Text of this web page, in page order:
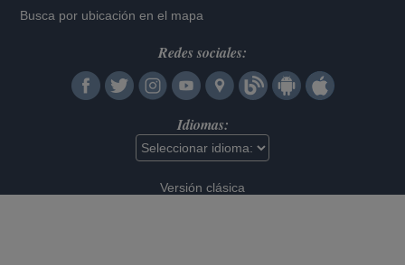
Busca por ubicación en el mapa
Redes sociales:
Idiomas:
Versión clásica